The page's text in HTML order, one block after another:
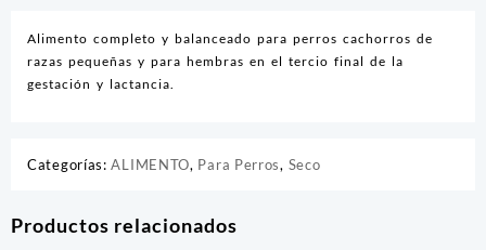
Alimento completo y balanceado para perros cachorros de
razas pequeñas y para hembras en el tercio final de la
gestación y lactancia.
Categorías:ALIMENTO, Para Perros, Seco
Productos relacionados